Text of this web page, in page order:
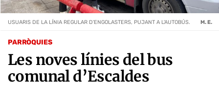
PARRÒQUIES
Les noves línies del bus
comunal d’Escaldes
USUARIS DE LA LÍNIA REGULAR D'ENGOLASTERS, PUJANT A L'AUTOBÚS. M. E.